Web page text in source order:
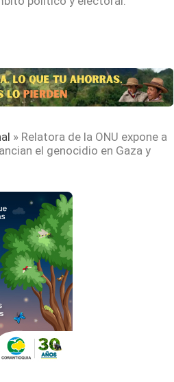
» Relatora de la ONU expone a
el genocidio en Gaza y